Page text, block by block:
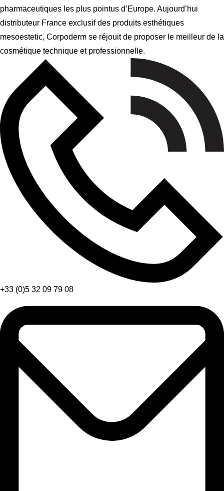
pharmaceutiques les plus pointus d’Europe. Aujourd’hui
distributeur France exclusif des produits esthétiques
mesoestetic, Corpoderm se réjouit de proposer le meilleur de la
cosmétique technique et professionnelle.
+33 (0)5 32 09 79 08